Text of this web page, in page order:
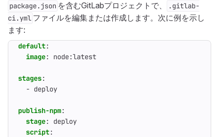
package.json を含むGitLabプロジェクトで、
.gitlab-
ci.yml ファイルを編集または作成します。次に例を示し
ます:
default:
image: node:latest
stages:
- deploy
publish-npm:
stage:
deploy
script: